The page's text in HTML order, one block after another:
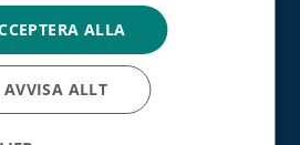
ALLA
AVVISA ALLT